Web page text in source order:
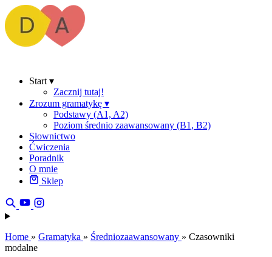
Start ▾
Zacznij tutaj!
Zrozum gramatykę ▾
Podstawy (A1, A2)
Poziom średnio zaawansowany (B1, B2)
Słownictwo
Ćwiczenia
Poradnik
O mnie
Sklep
Home » Gramatyka » Średniozaawansowany » Czasowniki
modalne